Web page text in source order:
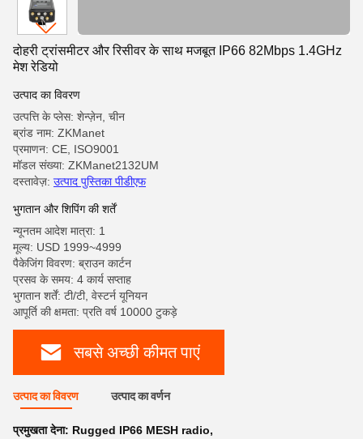
दोहरी ट्रांसमीटर और रिसीवर के साथ मजबूत IP66 82Mbps 1.4GHz
मेश रेडियो
उत्पाद का विवरण
उत्पत्ति के प्लेस: शेन्ज़ेन, चीन
ब्रांड नाम: ZKManet
प्रमाणन: CE, ISO9001
मॉडल संख्या: ZKManet2132UM
दस्तावेज़: उत्पाद पुस्तिका पीडीएफ
भुगतान और शिपिंग की शर्तें
न्यूनतम आदेश मात्रा: 1
मूल्य: USD 1999~4999
पैकेजिंग विवरण: ब्राउन कार्टन
प्रसव के समय: 4 कार्य सप्ताह
भुगतान शर्तें: टी/टी, वेस्टर्न यूनियन
आपूर्ति की क्षमता: प्रति वर्ष 10000 टुकड़े
सबसे अच्छी कीमत पाएं
उत्पाद का विवरण उत्पाद का वर्णन
प्रमुखता देना: Rugged IP66 MESH radio,